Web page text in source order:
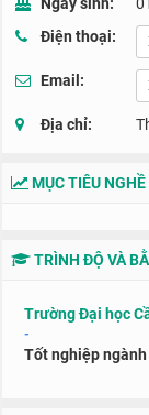
Điện thoại:
Email:
Địa chỉ:
MỤC TIÊU
TRÌNH ĐỘ VÀ
Trường Đại học
-
Tốt nghiệp